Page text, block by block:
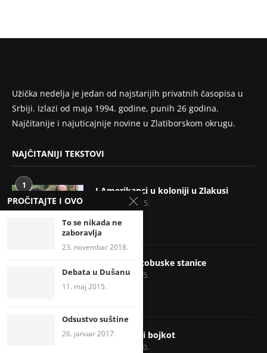
Užička nedelja je jedan od najstarijih privatnih časopisa u
Srbiji. Izlazi od maja 1994. godine, punih 26 godina.
Najčitanije i najuticajnije novine u Zlatiborskom okrugu.
NAJČITANIJI TEKSTOVI
1 I Amerikanci u koloniji u Zlakusi
19. avgust 2015.
Telefoni autobuske stanice
9. oktobar 2015.
Cvet, slon ili bojkot
11. januar 2020.
PROČITAJTE I OVO
To se nikada ne
zaboravlja
23. novembar 2018.
Debata u Dušanu
11. maj 2015.
Odsustvo suštine
26. januar 2017.